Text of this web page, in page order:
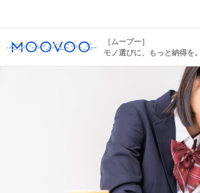
［ムーブー］
モノ選びに、もっと納得を。